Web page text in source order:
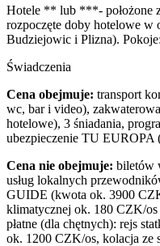
Hotele ** lub ***- położone
rozpoczęte doby hotelowe w
Budziejowic i Plizna).
Świadczenia
Cena obejmuje: transport
wc, bar i video),
hotelowe), 3 śniadania,
ubezpieczenie TU EUROPA
Cena nie obejmuje: biletów
usług lokalnych
GUIDE (kwota ok. 3900
klimatycznej ok. 180 CZK/os
płatne (dla chętnych): rejs
ok. 1200 CZK/os, kolacja ze